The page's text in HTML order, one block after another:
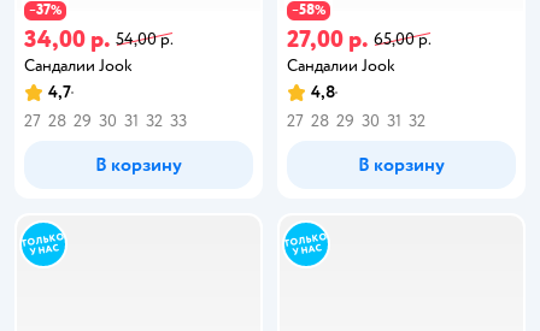
−37%
34,00 р. 54,00 р.
Сандалии Jook
4,7
27 28 29 30 31 32 33
В корзину
−58%
27,00 р. 65,00 р.
Сандалии Jook
4,8
27 28 29 30 31 32
В корзину